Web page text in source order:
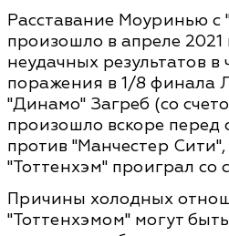
Расставание Моуринью с
произошло в апреле 2021
неудачных результатов
поражения в 1/8 финала
"Динамо" Загреб (со
произошло вскоре перед
против "Манчестер
"Тоттенхэм" проиграл со
Причины холодных
"Тоттенхэмом" могут